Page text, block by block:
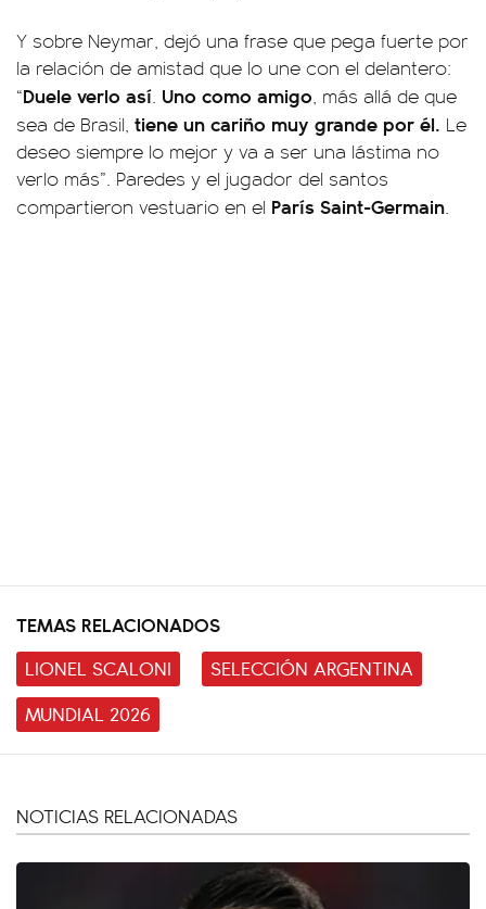
Y sobre Neymar, dejó una frase que pega fuerte por
la relación de amistad que lo une con el delantero:
“Duele verlo así. Uno como amigo, más allá de que
sea de Brasil, tiene un cariño muy grande por él. Le
deseo siempre lo mejor y va a ser una lástima no
verlo más”. Paredes y el jugador del santos
compartieron vestuario en el París Saint-Germain.
TEMAS RELACIONADOS
LIONEL SCALONI
SELECCIÓN ARGENTINA
MUNDIAL 2026
NOTICIAS RELACIONADAS